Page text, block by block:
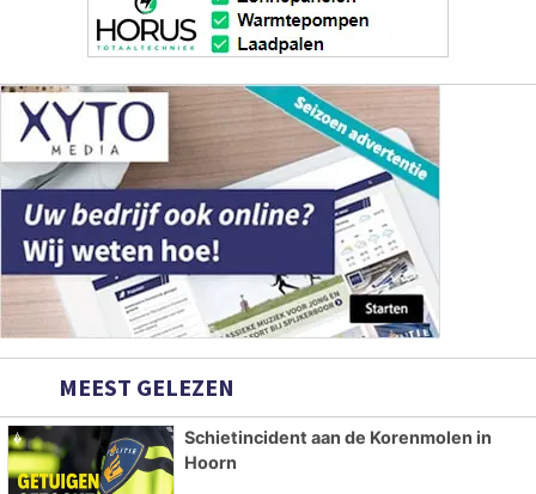
MEEST GELEZEN
Schietincident aan de Korenmolen in
Hoorn